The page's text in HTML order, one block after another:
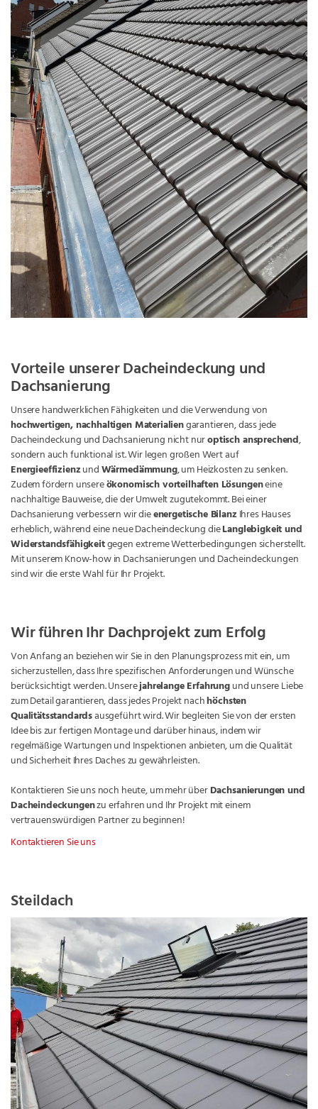
Vorteile unserer Dacheindeckung und
Dachsanierung
Unsere handwerklichen Fähigkeiten und die Verwendung von
hochwertigen, nachhaltigen Materialiengarantieren, dass jede
Dacheindeckung und Dachsanierung nicht nuroptisch ansprechend,
sondern auch funktional ist. Wir legen großen Wert auf
EnergieeffizienzundWärmedämmung, um Heizkosten zu senken.
Zudem fördern unsereökonomisch vorteilhaften Lösungeneine
nachhaltige Bauweise, die der Umwelt zugutekommt. Bei einer
Dachsanierung verbessern wir dieenergetische BilanzIhres Hauses
erheblich, während eine neue Dacheindeckung dieLanglebigkeit und
Widerstandsfähigkeitgegen extreme Wetterbedingungen sicherstellt.
Mit unserem Know-how in Dachsanierungen und Dacheindeckungen
sind wir die erste Wahl für Ihr Projekt.
Wir führen Ihr Dachprojekt zum Erfolg
Von Anfang an beziehen wir Sie in den Planungsprozess mit ein, um
sicherzustellen, dass Ihre spezifischen Anforderungen und Wünsche
berücksichtigt werden. Unserejahrelange Erfahrungund unsere Liebe
zum Detail garantieren, dass jedes Projekt nachhöchsten
Qualitätsstandardsausgeführt wird. Wir begleiten Sie von der ersten
Idee bis zur fertigen Montage und darüber hinaus, indem wir
regelmäßige Wartungen und Inspektionen anbieten, um die Qualität
und Sicherheit Ihres Daches zu gewährleisten.
Kontaktieren Sie uns noch heute, um mehr überDachsanierungen und
Dacheindeckungenzu erfahren und Ihr Projekt mit einem
vertrauenswürdigen Partner zu beginnen!
Kontaktieren Sie uns
Steildach